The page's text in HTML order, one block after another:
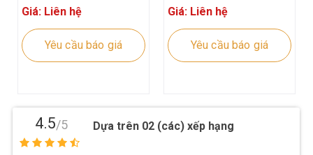
Giá: Liên hệ
Yêu cầu báo giá
Giá: Liên hệ
Yêu cầu báo giá
4.5/5 Dựa trên 02 (các) xếp hạng